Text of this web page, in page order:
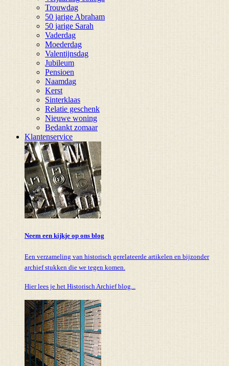
Trouwdag
50 jarige Abraham
50 jarige Sarah
Vaderdag
Moederdag
Valentijnsdag
Jubileum
Pensioen
Naamdag
Kerst
Sinterklaas
Relatie geschenk
Nieuwe woning
Bedankt zomaar
Klantenservice
Neem een kijkje op ons blog
Een verzameling van historisch gerelateerde artikelen en bijzonder
archief stukken die we tegen komen.
Hier lees je het Historisch Archief blog...